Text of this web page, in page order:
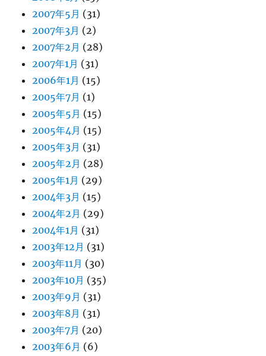
2007年5月 (31)
2007年3月 (2)
2007年2月 (28)
2007年1月 (31)
2006年1月 (15)
2005年7月 (1)
2005年5月 (15)
2005年4月 (15)
2005年3月 (31)
2005年2月 (28)
2005年1月 (29)
2004年3月 (15)
2004年2月 (29)
2004年1月 (31)
2003年12月 (31)
2003年11月 (30)
2003年10月 (35)
2003年9月 (31)
2003年8月 (31)
2003年7月 (20)
2003年6月 (6)